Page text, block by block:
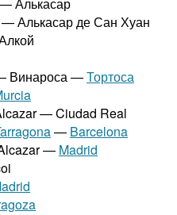
Алькасар
Алькасар де Сан Хуан
Винароса —Тортоса
— Ciudad Real
— Barcelona
— Madrid